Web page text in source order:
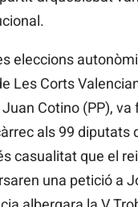
eleccions
Les Corts
Cotino (PP), va
als 99 diputats
casualitat que el
una petició a